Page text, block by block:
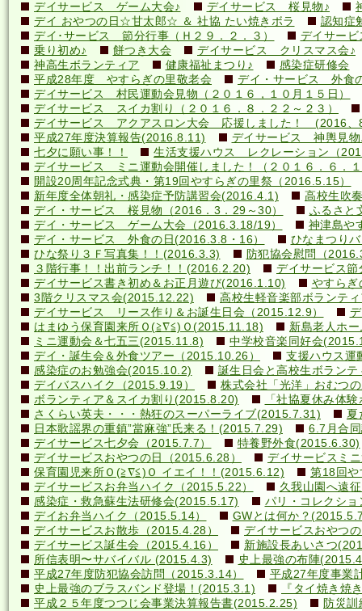
デイサービス ゲーム大会♪
デイサービス 桜見物♪
デイ おやつの日☆甘太郎☆ ＆ 社協 たい焼きボラ
認知症
デイ･サービス 節分行事（Ｈ２９．２．３）
デイサー
乗り初め♪
餅つき大会
デイサービス クリスマス会♪
神高生ボランティア
健康福祉まつり♪
感染症研修会
平成28年度 やすらぎの里敬老会
デイ・サービス 外食
デイサービス 村民運動会見物（２０１６，１０月１５日）
デイサービス スイカ割り（２０１６．８．２２～２３）
デイサービス アクアスロン大会 応援しました！ (2016、
平成27年度決算報告(2016.8.11)
デイサービス 神輿見物
七夕に願い事！！
生活支援ハウス レクレーション（
デイサービス ミニ運動会開催しました！（２０１６．６．
開設20周年記念式典・第19回やすらぎの里祭（2016.5.15）
新年度全体朝礼・感染症予防講習会(2016.4.1)
高校生吹
デイ・サービス 桜見物（2016．3．29～30）
ふるさと
デイ・サービス ゲーム大会（2016.3.18/19）
神津島や
デイ・サービス 外食の日(2016.3.8・16）
ひなまつり
ひな祭り３Ｆ写真集！！(2016.3.3)
防犯協会慰問（
３階行事！！出前ランチ！！(2016.2.20)
デイサービス
デイサービス書き初め＆お正月遊び(2016.1.10)
やすら
3階クリスマス会(2015.12.22)
高校生軽音楽部ボランテ
デイサービス リース作り＆お誕生日会（2015.12.9）
はまゆう保育園来所Ｏ(≧∇≦)Ｏ(2015.11.18)
新島老人ホ
ミニ運動会＆七五三(2015.11.8)
中学校音楽同好会
デイ・誕生会＆外食ツアー（2015.10.26）
支援ハウス運
感染症のお勉強会(2015.10.2)
誕生日会と高校生ボラン
デイバスハイク（2015.9.19）
株式会社「光洋」おむつ
ボランティア＆スイカ割り(2015.8.20)
「社協夏休み体
さくらい英夫・・・熱狂のスーパーライブ(2015.7.31)
夏
日本歌謡界の重鎮”當麻強”氏来る！(2015.7.29)
6.7月合
デイサービス七夕会（2015.7.7）
特養野外食(2015.6.30)
デイサービスおやつの日（2015.6.28）
デイサービスミ
保育園児来所Ｏ(≧∇≦)Ｏ イエイ！！(2015.6.12)
第18回
デイサービスお弁当ハイク（2015.5.22）
久我山園へ遠
感染症・救急蘇生法研修会(2015.5.17)
パリ・コレクシ
デイお弁当ハイク（2015.5.14）
GWとは何か？
デイサービスお散歩（2015.4.28）
デイサービスおやつ
デイサービス誕生会（2015.4.16）
新施設長あいさつ
所信表明〜サバイバル (2015.4.3)
史上最強の布陣
平成27年度防犯協会訪問（2015.3.14）
平成27年度事業
史上最強のブラスバンド登場！(2015.3.1)
『タイ焼き焼
平成２５年度つつじ会事業決算報告書(2015.2.25)
防災